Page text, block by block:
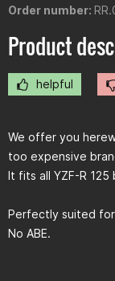
Order number:
Product
helpful
We offer you
too expensive
It fits all YZF-R 125
Perfectly suited
No ABE.